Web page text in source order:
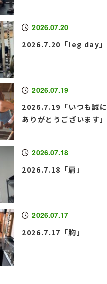
2026.07.20
2026.7.20「leg day」
2026.07.19
2026.7.19「いつも誠に
ありがとうございます」
2026.07.18
2026.7.18「肩」
2026.07.17
2026.7.17「胸」